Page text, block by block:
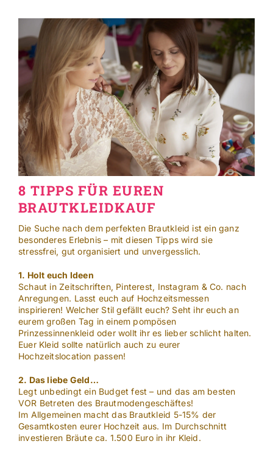
8 TIPPS FÜR EUREN
BRAUTKLEIDKAUF
Die Suche nach dem perfekten Brautkleid ist ein ganz
besonderes Erlebnis – mit diesen Tipps wird sie
stressfrei, gut organisiert und unvergesslich.
1. Holt euch Ideen
Schaut in Zeitschriften, Pinterest, Instagram & Co. nach
Anregungen. Lasst euch auf Hochzeitsmessen
inspirieren! Welcher Stil gefällt euch? Seht ihr euch an
eurem großen Tag in einem pompösen
Prinzessinnenkleid oder wollt ihr es lieber schlicht halten.
Euer Kleid sollte natürlich auch zu eurer
Hochzeitslocation passen!
2. Das liebe Geld…
Legt unbedingt ein Budget fest – und das am besten
VOR Betreten des Brautmodengeschäftes!
Im Allgemeinen macht das Brautkleid 5-15% der
Gesamtkosten eurer Hochzeit aus. Im Durchschnitt
investieren Bräute ca. 1.500 Euro in ihr Kleid.